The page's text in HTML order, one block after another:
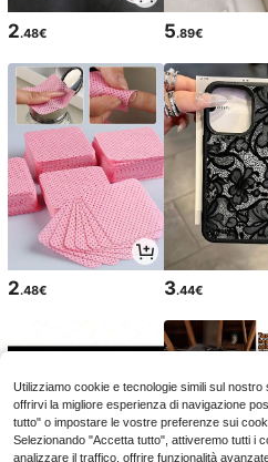
2.48€ 5.89€
2.48€ 3.44€
Utilizziamo cookie e tecnologie simili sul
offrirvi la migliore esperienza di navigazione
tutto" o impostare le vostre preferenze sui
Selezionando "Accetta tutto", attiveremo tutti i
analizzare il traffico, offrire funzionalità